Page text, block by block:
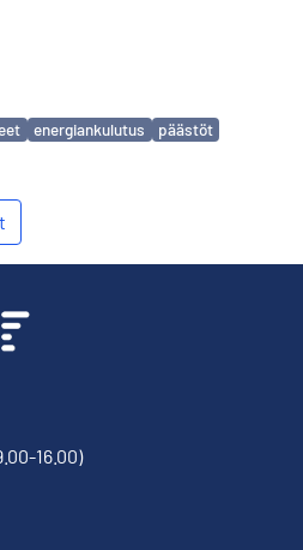
energiankulutus päästöt
16.00)